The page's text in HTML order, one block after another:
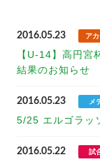
2016.05.23 ア
【U-14】高円
結果のお知らせ
2016.05.23 メ
5/25 エルゴラ
2016.05.22 試